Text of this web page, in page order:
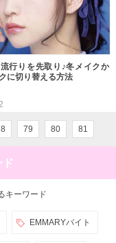
行りを先取り♪冬メイクか
に切り替える方法
79 80 81
キーワード
EMMARYバイト